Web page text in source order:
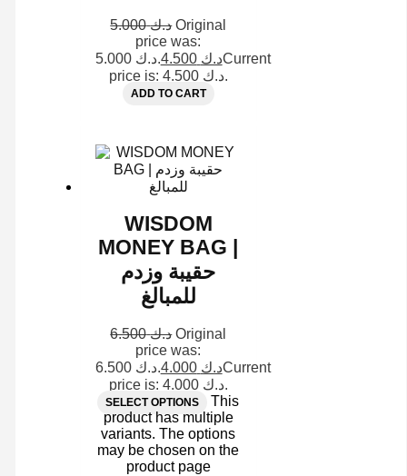
د.ك5.000
Original
price was:
د.ك 5.000.
د.ك 4.500
Current
price is: د.ك 4.500.
ADD TO CART
WISDOM
MONEY BAG |
حقيبة وزدم
للمبالغ
د.ك6.500
Original
price was:
د.ك 6.500.
د.ك 4.000
Current
price is: د.ك 4.000.
SELECT OPTIONS
This
product has multiple
variants. The options
may be chosen on the
product page